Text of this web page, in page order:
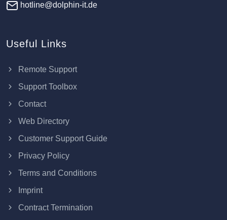
hotline@dolphin-it.de
Useful Links
Remote Support
Support Toolbox
Contact
Web Directory
Customer Support Guide
Privacy Policy
Terms and Conditions
Imprint
Contract Termination